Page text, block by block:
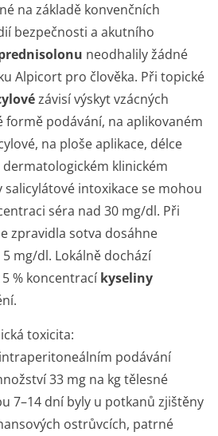
na základě konvenčních
bezpečnosti a akutního
neodhalily žádné
Alpicort pro člověka. Při topické
závisí výskyt vzácných
formě podávání, na aplikovaném
na ploše aplikace, délce
klinickém
salicylátové intoxikace se mohou
séra nad 30 mg/dl. Při
zpravidla sotva dosáhne
mg/dl. Lokálně dochází
% koncentrací kyseliny
toxicita:
podávání
33 mg na kg tělesné
7–14 dní byly u potkanů zjištěny
ostrůvcích, patrné